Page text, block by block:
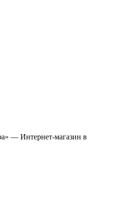
— Интернет-магазин в